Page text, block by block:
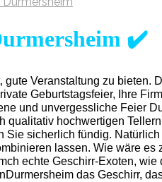
✔️
Veranstaltung zu bieten.
Geburtstagsfeier, Ihre
und unvergess liche Feier
hochwertigen
sicherlich fündig.
lassen. Wie wäre
echte Geschirr-Exoten,
das Geschirr,